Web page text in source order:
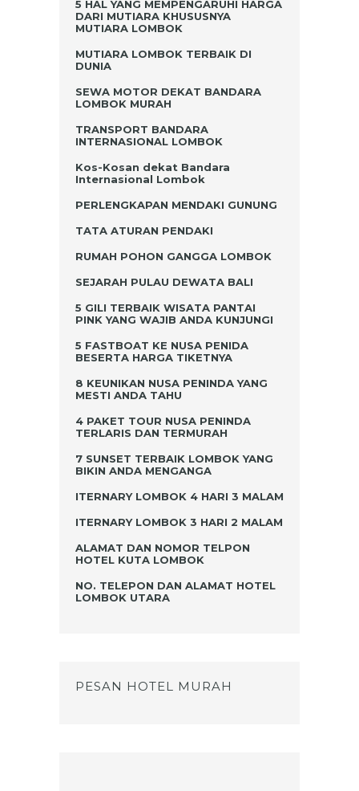
5 HAL YANG MEMPENGARUHI HARGA
DARI MUTIARA KHUSUSNYA
MUTIARA LOMBOK
MUTIARA LOMBOK TERBAIK DI
DUNIA
SEWA MOTOR DEKAT BANDARA
LOMBOK MURAH
TRANSPORT BANDARA
INTERNASIONAL LOMBOK
Kos-Kosan dekat Bandara
Internasional Lombok
PERLENGKAPAN MENDAKI GUNUNG
TATA ATURAN PENDAKI
RUMAH POHON GANGGA LOMBOK
SEJARAH PULAU DEWATA BALI
5 GILI TERBAIK WISATA PANTAI
PINK YANG WAJIB ANDA KUNJUNGI
5 FASTBOAT KE NUSA PENIDA
BESERTA HARGA TIKETNYA
8 KEUNIKAN NUSA PENINDA YANG
MESTI ANDA TAHU
4 PAKET TOUR NUSA PENINDA
TERLARIS DAN TERMURAH
7 SUNSET TERBAIK LOMBOK YANG
BIKIN ANDA MENGANGA
ITERNARY LOMBOK 4 HARI 3 MALAM
ITERNARY LOMBOK 3 HARI 2 MALAM
ALAMAT DAN NOMOR TELPON
HOTEL KUTA LOMBOK
NO. TELEPON DAN ALAMAT HOTEL
LOMBOK UTARA
PESAN HOTEL MURAH